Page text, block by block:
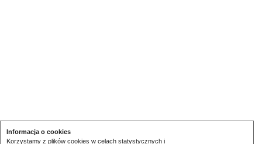
Informacja o cookies
Korzystamy z plików cookies w celach statystycznych i